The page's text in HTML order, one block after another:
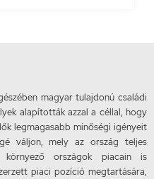
magyar tulajdonú családi
alapították azzal a céllal, hogy
legmagasabb minőségi igényeit
váljon, mely az ország teljes
országok piacain is
piaci pozíció megtartására,